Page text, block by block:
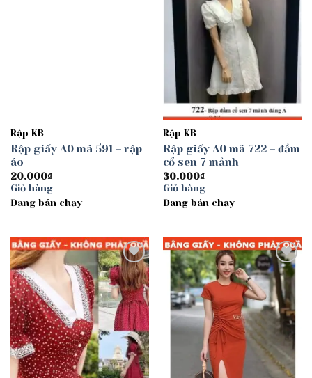
Rập KB
Rập giấy A0 mã 591 – rập
áo
20.000₫
Giỏ hàng
Đang bán chạy
Rập KB
Rập giấy A0 mã 722 – đầm
cổ sen 7 mảnh
30.000₫
Giỏ hàng
Đang bán chạy
Add to
wishlist
Add to
wishlist